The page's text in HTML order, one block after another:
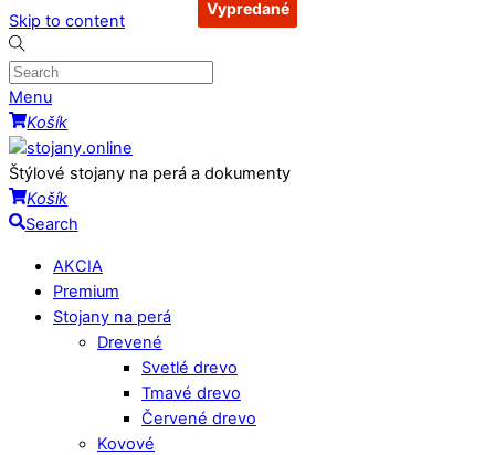
Skip to content
Menu
Košík
Štýlové stojany na perá a dokumenty
Košík
Search
AKCIA
Premium
Stojany na perá
Drevené
Svetlé drevo
Tmavé drevo
Červené drevo
Kovové
Vypredané
Vypredané
Vypredané
Vypredané